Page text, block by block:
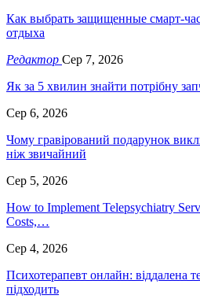
Как выбрать защищенные смарт-
отдыха
Редактор Сер 7, 2026
Як за 5 хвилин знайти потрібну
Сер 6, 2026
Чому гравірований подарунок
ніж звичайний
Сер 5, 2026
How to Implement Telepsychiatry
Costs,…
Сер 4, 2026
Психотерапевт онлайн: віддалена
підходить